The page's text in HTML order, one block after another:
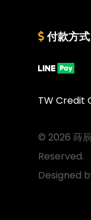
付款方
TW Credit
© 2026 蒔
Reserved.
Designed